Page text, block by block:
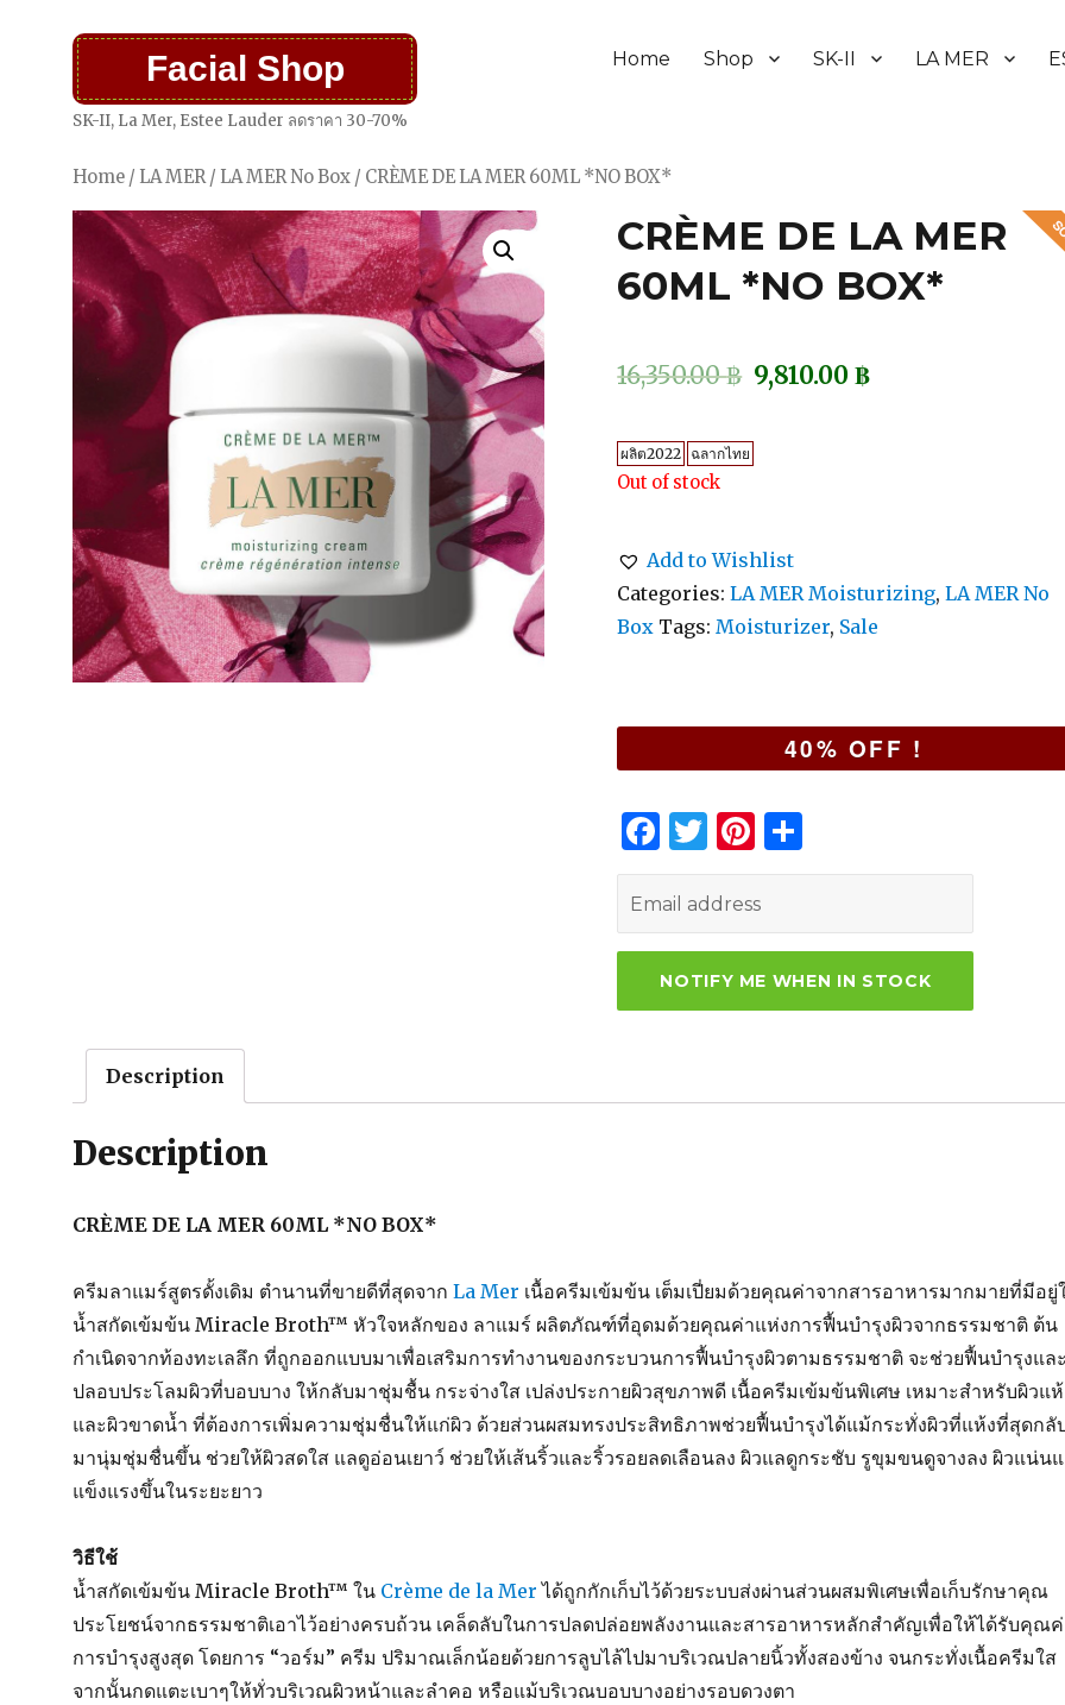
Facial Shop
SK-II, La Mer, Estee Lauder ลดราคา 30-70%
Home Shop SK-II LA MER
Home / LA MER/ LA MER No Box / CRÈME DE LA MER 60ML *NO BOX*
CRÈME DE LA MER
60ML *NO BOX*
16,350.00฿ 9,810.00฿
ผลิต2022 ฉลากไทย
Out of stock
Add to Wishlist
Categories:LA MER Moisturizing,LA MER No
Box Tags: Moisturizer, Sale
40% OFF !
F
a
c
e
b
o
k
T
w
it
te
r
Pi
n
te
re
st
h
e
Description
Description
CRÈME DE LA MER 60ML *NO BOX*
ครีมลาแมร์สูตรดั้งเดิม ตำนานที่ขายดีที่สุดจากLa Mer เนื้อครีมเข้มข้น เต็มเปี่ยมด้วยคุณค่าจากสารอาหารมากมายที่มีอยู่
น้ำสกัดเข้มข้น Miracle Broth™ หัวใจหลักของ ลาแมร์ ผลิตภัณฑ์ที่อุดมด้วยคุณค่าแห่งการฟื้นบำรุงผิวจากธรรมชาติ ต้น
กำเนิดจากท้องทะเลลึก ที่ถูกออกแบบมาเพื่อเสริมการทำงานของกระบวนการฟื้นบำรุงผิวตามธรรมชาติ จะช่วยฟื้นบำรุงแล
ปลอบประโลมผิวที่บอบบาง ให้กลับมาชุ่มชื้น กระจ่างใส เปล่งประกายผิวสุขภาพดี เนื้อครีมเข้มข้นพิเศษ เหมาะสำหรับผิวแ
และผิวขาดน้ำ ที่ต้องการเพิ่มความชุ่มชื่นให้แก่ผิว ด้วยส่วนผสมทรงประสิทธิภาพช่วยฟื้นบำรุงได้แม้กระทั่งผิวที่แห้งที่สุดกลั
มานุ่มชุ่มชื่นขึ้น ช่วยให้ผิวสดใส แลดูอ่อนเยาว์ ช่วยให้เส้นริ้วและริ้วรอยลดเลือนลง ผิวแลดูกระชับ รูขุมขนดูจางลง ผิวแน่น
แข็งแรงขึ้นในระยะยาว
วิธีใช้
น้ำสกัดเข้มข้น Miracle Broth™ ใน Crème de la Mer ได้ถูกกักเก็บไว้ด้วยระบบส่งผ่านส่วนผสมพิเศษเพื่อเก็บรักษาคุณ
ประโยชน์จากธรรมชาติเอาไว้อย่างครบถ้วน เคล็ดลับในการปลดปล่อยพลังงานและสารอาหารหลักสำคัญเพื่อให้ได้รับคุณ
การบำรุงสูงสุด โดยการ “วอร์ม” ครีม ปริมาณเล็กน้อยด้วยการลูบไล้ไปมาบริเวณปลายนิ้วทั้งสองข้าง จนกระทั่งเนื้อครีมใส
จากนั้นกดแตะเบาๆให้ทั่วบริเวณผิวหน้าและลำคอ หรือแม้บริเวณบอบบางอย่างรอบดวงตา